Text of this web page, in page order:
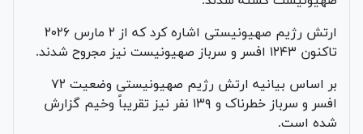
ارتش رژیم صهیونیستی اشاره کرد که از ۲ مارس ۲۰۲۶
تاکنون ۱۲۴۳ افسر و سرباز صهیونیست نیز مجروح شدند.
بر اساس بیانیه ارتش رژیم صهیونیستی وضعیت ۷۲
افسر و سرباز خطرناک و ۱۳۹ نفر نیز تقریباً وخیم گزارش
شده است.